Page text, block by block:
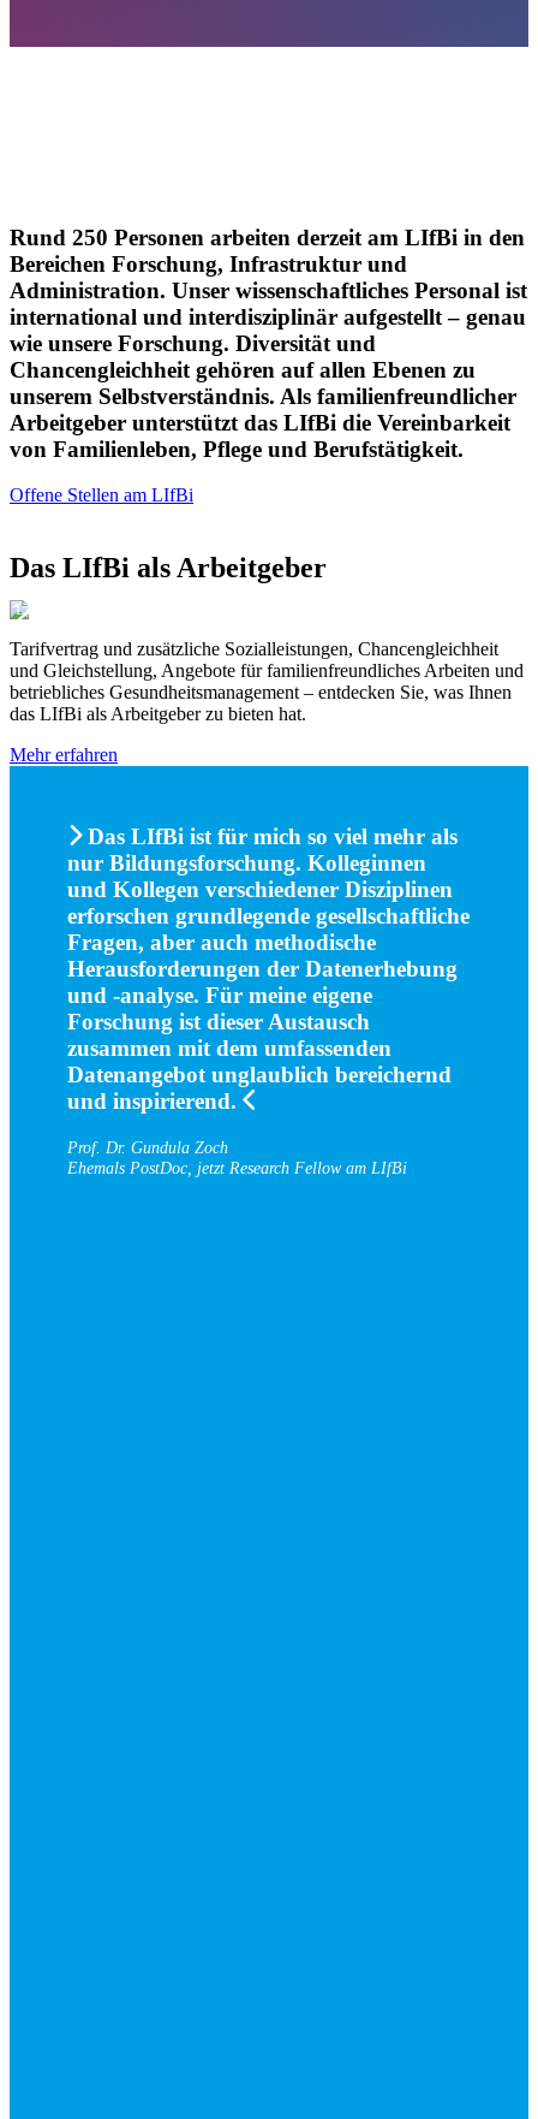
Rund 250 Personen arbeiten derzeit am LIfBi in den
Bereichen Forschung, Infrastruktur und
Administration. Unser wissenschaftliches Personal ist
international und interdisziplinär aufgestellt – genau
wie unsere Forschung. Diversität und
Chancengleichheit gehören auf allen Ebenen zu
unserem Selbstverständnis. Als familienfreundlicher
Arbeitgeber unterstützt das LIfBi die Vereinbarkeit
von Familienleben, Pflege und Berufstätigkeit.
Offene Stellen am LIfBi
Das LIfBi als Arbeitgeber
Tarifvertrag und zusätzliche Sozialleistungen, Chancengleichheit
und Gleichstellung, Angebote für familienfreundliches Arbeiten und
betriebliches Gesundheitsmanagement – entdecken Sie, was Ihnen
das LIfBi als Arbeitgeber zu bieten hat.
Mehr erfahren
LIfBi
Das LIfBi ist für mich so viel mehr als
nur Bildungsforschung. Kolleginnen
und Kollegen verschiedener Disziplinen
erforschen grundlegende gesellschaftliche
Fragen, aber auch methodische
Herausforderungen der Datenerhebung
und -analyse. Für meine eigene
Forschung ist dieser Austausch
zusammen mit dem umfassenden
Datenangebot unglaublich bereichernd
und inspirierend.
Prof. Dr. Gundula Zoch
Ehemals PostDoc, jetzt Research Fellow am LIfBi